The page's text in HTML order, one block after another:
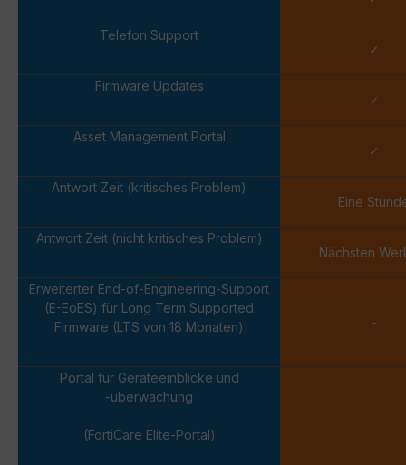
Telefon Support
✓
Firmware Updates
✓
Asset Management Portal
✓
Antwort Zeit (kritisches Problem)
Eine
Antwort Zeit (nicht kritisches Problem)
Nächsten
Erweiterter End-of-Engineering-Support
(E-EoES) für Long Term Supported
Firmware (LTS von 18 Monaten)
-
Portal für Geräteeinblicke und
-überwachung
(FortiCare Elite-Portal)
-